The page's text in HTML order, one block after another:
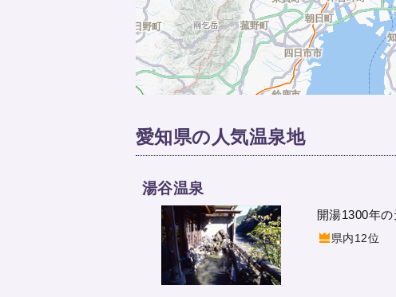
愛知県の人気温泉地
湯谷温泉
開湯1300年
県内12位